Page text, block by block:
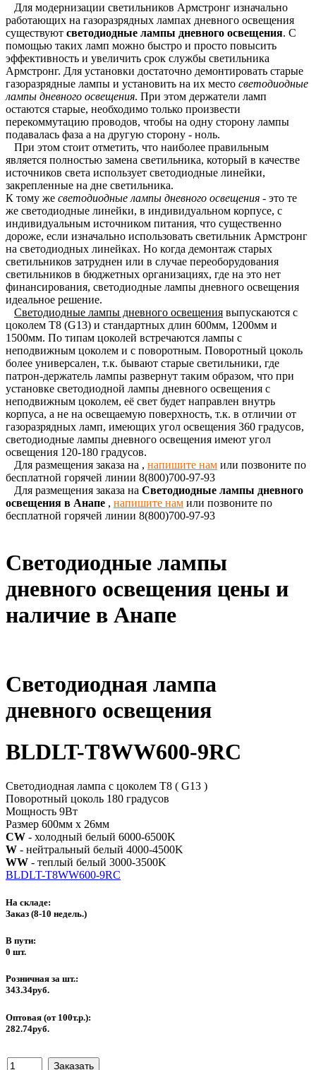
Для модернизации светильников Армстронг изначально
работающих на газоразрядных лампах дневного освещения
существуют светодиодные лампы дневного освещения. С
помощью таких ламп можно быстро и просто повысить
эффективность и увеличить срок службы светильника
Армстронг. Для установки достаточно демонтировать старые
газоразрядные лампы и установить на их место светодиодные
лампы дневного освещения. При этом держатели ламп
остаются старые, необходимо только произвести
перекоммутацию проводов, чтобы на одну сторону лампы
подавалась фаза а на другую сторону - ноль.
При этом стоит отметить, что наиболее правильным
является полностью замена светильника, который в качестве
источников света использует светодиодные линейки,
закрепленные на дне светильника.
К тому же светодиодные лампы дневного освещения - это те
же светодиодные линейки, в индивидуальном корпусе, с
индивидуальным источником питания, что существенно
дороже, если изначально использовать светильник Армстронг
на светодиодных линейках. Но когда демонтаж старых
светильников затруднен или в случае переоборудования
светильников в бюджетных организациях, где на это нет
финансирования, светодиодные лампы дневного освещения
идеальное решение.
Светодиодные лампы дневного освещения выпускаются с
цоколем T8 (G13) и стандартных длин 600мм, 1200мм и
1500мм. По типам цоколей встречаются лампы с
неподвижным цоколем и с поворотным. Поворотный цоколь
более универсален, т.к. бывают старые светильники, где
патрон-держатель лампы развернут таким образом, что при
установке светодиодной лампы дневного освещения с
неподвижным цоколем, её свет будет направлен внутрь
корпуса, а не на освещаемую поверхность, т.к. в отличии от
газоразрядных ламп, имеющих угол освещения 360 градусов,
светодиодные лампы дневного освещения имеют угол
освещения 120-180 градусов.
Для размещения заказа на , напишите нам или позвоните по
бесплатной горячей линии 8(800)700-97-93
Для размещения заказа на Светодиодные лампы дневного
освещения в Анапе , напишите нам или позвоните по
бесплатной горячей линии 8(800)700-97-93
Светодиодные лампы
дневного освещения цены и
наличие в Анапе
Светодиодная лампа
дневного освещения
BLDLT-T8WW600-9RC
Светодиодная лампа с цоколем T8 ( G13 )
Поворотный цоколь 180 градусов
Мощность 9Вт
Размер 600мм х 26мм
CW - холодный белый 6000-6500K
W - нейтральный белый 4000-4500K
WW - теплый белый 3000-3500K
BLDLT-T8WW600-9RC
На складе:
Заказ (8-10 недель.)
В пути:
0 шт.
Розничная за шт.:
343.34руб.
Оптовая (от 100т.р.):
282.74руб.